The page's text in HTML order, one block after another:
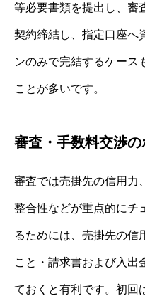
等必要書類を提出し、審
契約締結し、指定口座へ
ンのみで完結するケース
ことが多いです。
審査・手数料交渉の
審査では売掛先の信用力
整合性などが重点的にチ
るためには、売掛先の信
こと・請求書および入出
ておくと有利です。初回